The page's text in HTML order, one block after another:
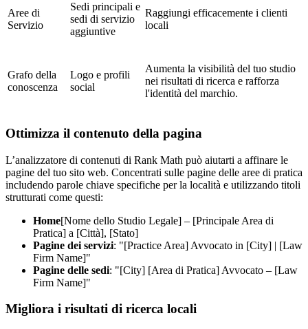
Aree di
Servizio
Sedi principali e
sedi di servizio
aggiuntive
Raggiungi efficacemente i clienti
locali
Grafo della
conoscenza
Logo e profili
social
Aumenta la visibilità del tuo studio
nei risultati di ricerca e rafforza
l'identità del marchio.
Ottimizza il contenuto della pagina
L’analizzatore di contenuti di Rank Math può aiutarti a affinare le
pagine del tuo sito web. Concentrati sulle pagine delle aree di pratica
includendo parole chiave specifiche per la località e utilizzando titoli
strutturati come questi:
Home[Nome dello Studio Legale] – [Principale Area di
Pratica] a [Città], [Stato]
Pagine dei servizi: "[Practice Area] Avvocato in [City] | [Law
Firm Name]"
Pagine delle sedi: "[City] [Area di Pratica] Avvocato – [Law
Firm Name]"
Migliora i risultati di ricerca locali